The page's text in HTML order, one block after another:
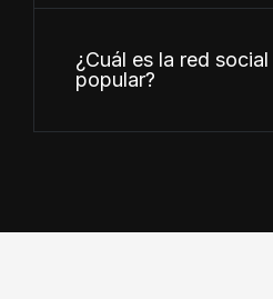
¿Cuál es la red
popular?